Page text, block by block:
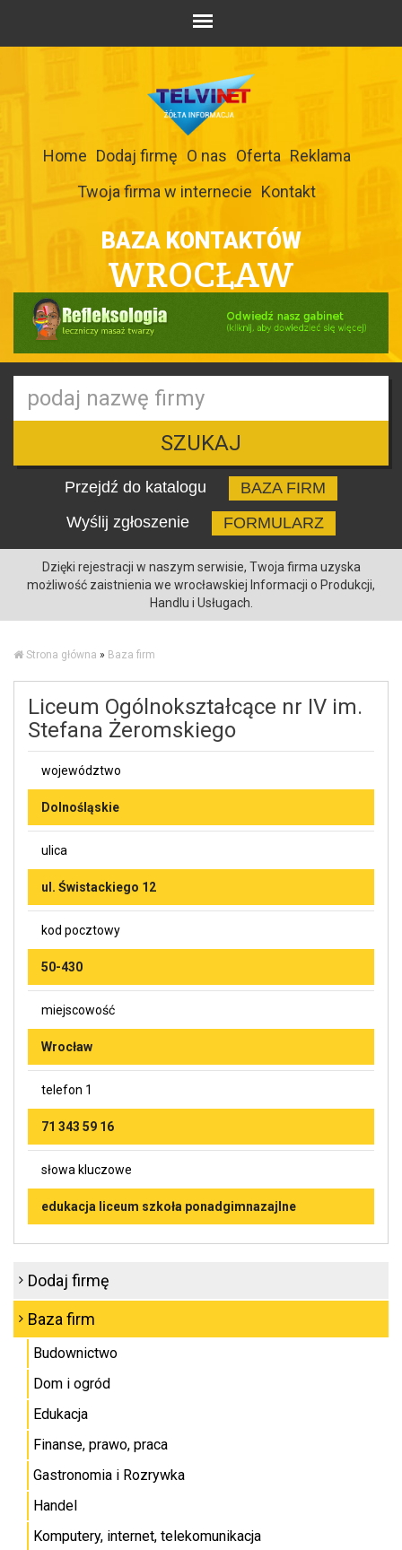
Home Dodaj firmę O nas Oferta Reklama
Twoja firma w internecie Kontakt
BAZA KONTAKTÓW
WROCŁAW
SZUKAJ
Przejdź do katalogu
BAZA FIRM
Wyślij zgłoszenie
FORMULARZ
Dzięki rejestracji w naszym serwisie, Twoja firma uzyska
możliwość zaistnienia we wrocławskiej Informacji o Produkcji,
Handlu i Usługach.
Strona główna » Baza firm
Liceum Ogólnokształcące nr IV im.
Stefana Żeromskiego
województwo
Dolnośląskie
ulica
ul. Świstackiego 12
kod pocztowy
50-430
miejscowość
Wrocław
telefon 1
71 343 59 16
słowa kluczowe
edukacja liceum szkoła ponadgimnazajlne
Dodaj firmę
Baza firm
Budownictwo
Dom i ogród
Edukacja
Finanse, prawo, praca
Gastronomia i Rozrywka
Handel
Komputery, internet, telekomunikacja